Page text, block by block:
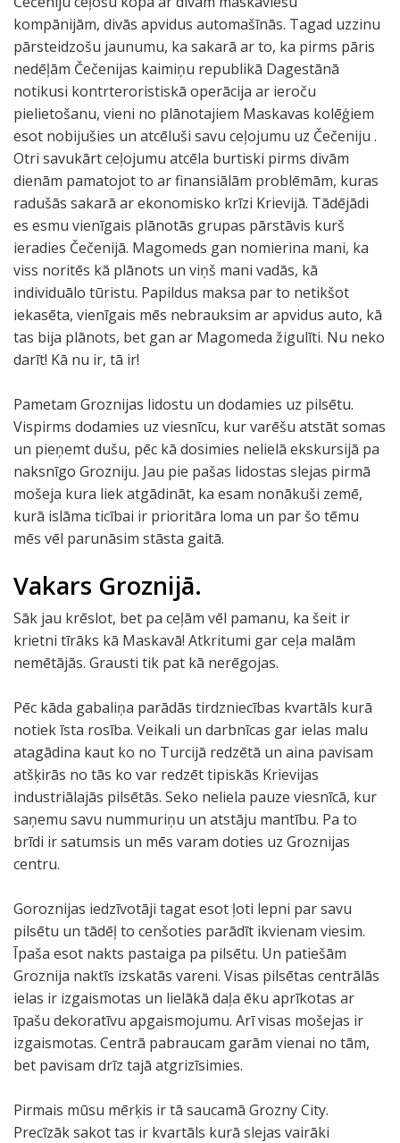
kompānijām, divās apvidus automašīnās. Tagad uzzinu
pārsteidzošu jaunumu, ka sakarā ar to, ka pirms pāris
nedēļām Čečenijas kaimiņu republikā Dagestānā
notikusi kontrteroristiskā operācija ar ieroču
pielietošanu, vieni no plānotajiem Maskavas kolēģiem
esot nobijušies un atcēluši savu ceļojumu uz Čečeniju .
Otri savukārt ceļojumu atcēla burtiski pirms divām
dienām pamatojot to ar finansiālām problēmām, kuras
radušās sakarā ar ekonomisko krīzi Krievijā. Tādējādi
es esmu vienīgais plānotās grupas pārstāvis kurš
ieradies Čečenijā. Magomeds gan nomierina mani, ka
viss noritēs kā plānots un viņš mani vadās, kā
individuālo tūristu. Papildus maksa par to netikšot
iekasēta, vienīgais mēs nebrauksim ar apvidus auto, kā
tas bija plānots, bet gan ar Magomeda žigulīti. Nu neko
darīt! Kā nu ir, tā ir!
Pametam Groznijas lidostu un dodamies uz pilsētu.
Vispirms dodamies uz viesnīcu, kur varēšu atstāt somas
un pieņemt dušu, pēc kā dosimies nelielā ekskursijā pa
naksnīgo Grozniju. Jau pie pašas lidostas slejas pirmā
mošeja kura liek atgādināt, ka esam nonākuši zemē,
kurā islāma ticībai ir prioritāra loma un par šo tēmu
mēs vēl parunāsim stāsta gaitā.
Vakars Groznijā.
Sāk jau krēslot, bet pa ceļām vēl pamanu, ka šeit ir
krietni tīrāks kā Maskavā! Atkritumi gar ceļa malām
nemētājās. Grausti tik pat kā nerēgojas.
Pēc kāda gabaliņa parādās tirdzniecības kvartāls kurā
notiek īsta rosība. Veikali un darbnīcas gar ielas malu
atagādina kaut ko no Turcijā redzētā un aina pavisam
atšķirās no tās ko var redzēt tipiskās Krievijas
industriālajās pilsētās. Seko neliela pauze viesnīcā, kur
saņemu savu nummuriņu un atstāju mantību. Pa to
brīdi ir satumsis un mēs varam doties uz Groznijas
centru.
Goroznijas iedzīvotāji tagat esot ļoti lepni par savu
pilsētu un tādēļ to cenšoties parādīt ikvienam viesim.
Īpaša esot nakts pastaiga pa pilsētu. Un patiešām
Groznija naktīs izskatās vareni. Visas pilsētas centrālās
ielas ir izgaismotas un lielākā daļa ēku aprīkotas ar
īpašu dekoratīvu apgaismojumu. Arī visas mošejas ir
izgaismotas. Centrā pabraucam garām vienai no tām,
bet pavisam drīz tajā atgrizīsimies.
Pirmais mūsu mērķis ir tā saucamā Grozny City.
Precīzāk sakot tas ir kvartāls kurā slejas vairāki